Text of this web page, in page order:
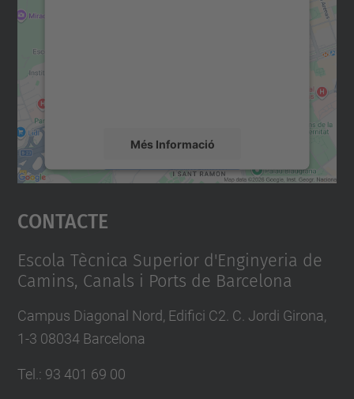
Més Informació
Accepta
powered by
Contacte
Escola Tècnica Superior d'Enginyeria de
Camins, Canals i Ports de Barcelona
Campus Diagonal Nord, Edifici C2. C. Jordi Girona,
1-3 08034 Barcelona
Tel.: 93 401 69 00